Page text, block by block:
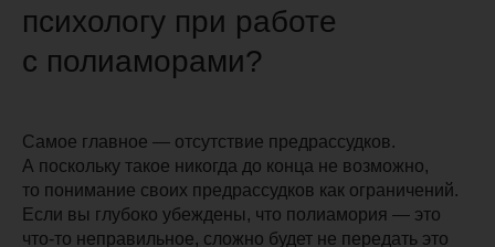
психологу при работе
с полиаморами?
Самое главное — отсутствие предрассудков.
А поскольку такое никогда до конца не возможно,
то понимание своих предрассудков как ограничений.
Если вы глубоко убеждены, что полиамория — это
что-то неправильное, сложно будет не передать это